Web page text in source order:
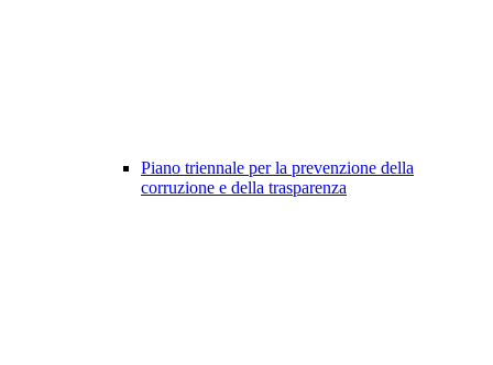
Piano triennale per la prevenzione della
corruzione e della trasparenza